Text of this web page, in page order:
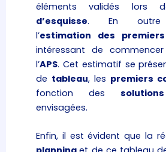
éléments validés
d’esquisse. En outre
l’estimation des
intéressant de
l’APS. Cet estimatif se
de tableau, les premiers
fonction des
envisagées.
Enfin, il est évident que la